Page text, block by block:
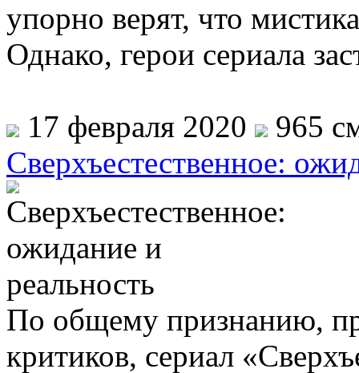
упорно верят, что
Однако, герои сериала
17 февраля 2020
965
Сверхъестественное:
По общему признанию,
критиков, сериал